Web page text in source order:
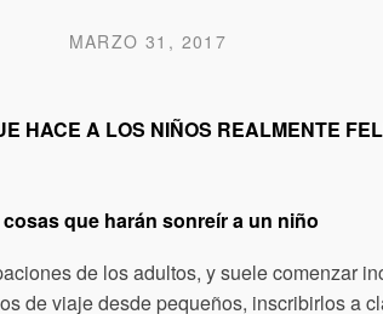
MARZO 31, 2017
HACE A LOS NIÑOS REALMENTE
cosas que harán sonreír a un niño
de los adultos, y suele comenzar
de viaje desde pequeños, inscribirlos a